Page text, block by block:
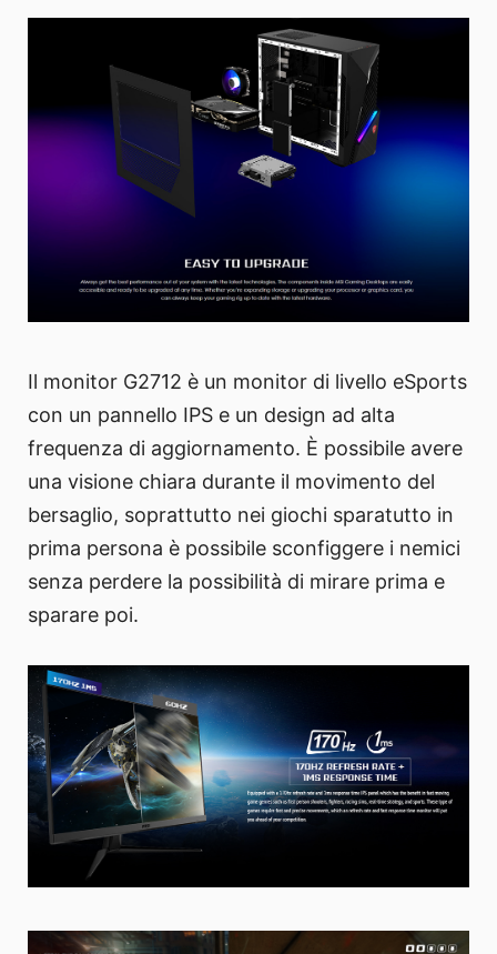
Il monitor G2712 è un monitor di livello eSports
con un pannello IPS e un design ad alta
frequenza di aggiornamento. È possibile avere
una visione chiara durante il movimento del
bersaglio, soprattutto nei giochi sparatutto in
prima persona è possibile sconfiggere i nemici
senza perdere la possibilità di mirare prima e
sparare poi.